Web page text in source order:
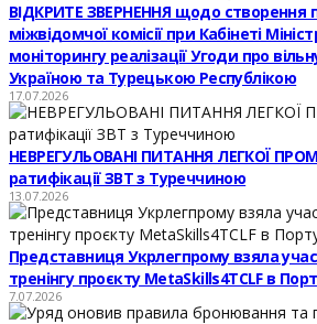
ВІДКРИТЕ ЗВЕРНЕННЯ щодо створення
міжвідомчої комісії при Кабінеті
моніторингу реалізації Угоди про
Україною та Турецькою Республікою
17.07.2026
НЕВРЕГУЛЬОВАНІ ПИТАННЯ ЛЕГКОЇ
ратифікації ЗВТ з Туреччиною
13.07.2026
Представниця Укрлегпрому взяла
тренінгу проєкту MetaSkills4TCLF в
7.07.2026